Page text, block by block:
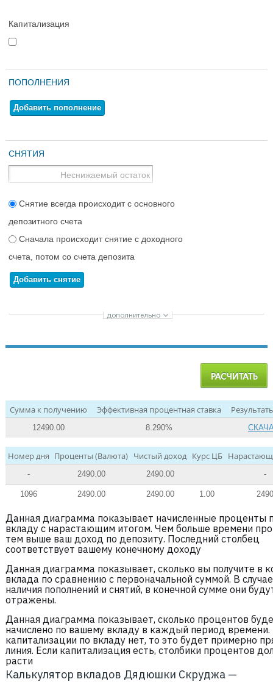
Капитализация
ПОПОЛНЕНИЯ
Добавить пополнение
СНЯТИЯ
Снятие всегда происходит с основного
депозитного счета
Сначала происходит снятие с доходного
счета, потом со счета депозита
Добавить снятие
Сумма к получению Эффективная процентная ставка
12490.00 8.290%
Номер дня Проценты (Валюта) Чистый доход Курс ЦБ
- 2490.00 2490.00 -
1096 2490.00 2490.00 1.00 2490
Данная диаграмма показывает начисленные проценты
вкладу с нарастающим итогом. Чем больше времени
тем выше ваш доход по депозиту. Последний столбец
соответствует вашему конечному доходу
Данная диаграмма показывает, сколько вы получите в
вклада по сравнению с первоначальной суммой. В случае
наличия пополнений и снятий, в конечной сумме они
отражены.
Данная диаграмма показывает, сколько процентов
начислено по вашему вкладу в каждый период времени.
капитализации по вкладу нет, то это будет примерно
линия. Если капитализация есть, столбики процентов
расти
Калькулятор вкладов Дядюшки Скруджа —